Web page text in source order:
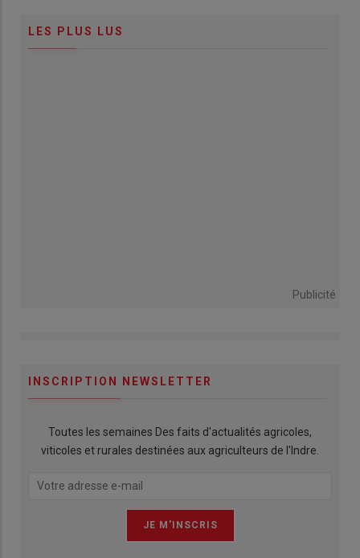
LES PLUS LUS
Publicité
INSCRIPTION NEWSLETTER
Toutes les semaines Des faits d'actualités agricoles,
viticoles et rurales destinées aux agriculteurs de l'Indre.